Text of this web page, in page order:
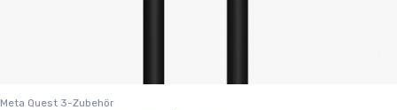
Meta Quest 3-Zubehör